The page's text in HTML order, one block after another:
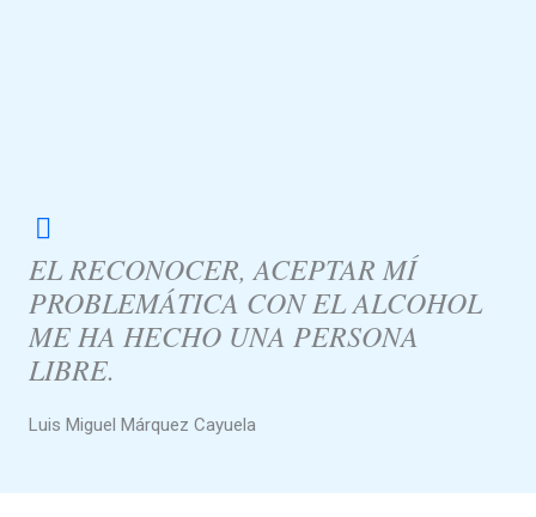
EL RECONOCER, ACEPTAR MÍ
PROBLEMÁTICA CON EL ALCOHOL
ME HA HECHO UNA PERSONA
LIBRE.
Luis Miguel Márquez Cayuela